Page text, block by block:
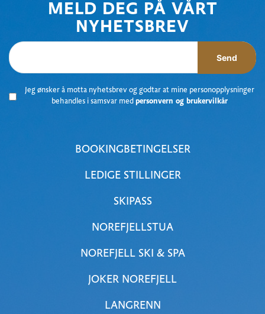
MELD DEG PÅ VÅRT
NYHETSBREV
Jeg ønsker å motta nyhetsbrev og godtar at mine personopplysninger
behandles i samsvar med personvern og brukervilkår
Send
BOOKINGBETINGELSER
LEDIGE STILLINGER
SKIPASS
NOREFJELLSTUA
NOREFJELL SKI & SPA
JOKER NOREFJELL
LANGRENN